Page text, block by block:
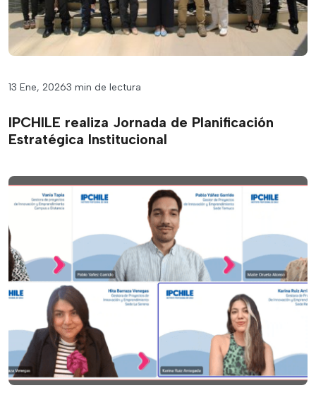
13 Ene, 20263 min de lectura
IPCHILE realiza Jornada de Planificación
Estratégica Institucional